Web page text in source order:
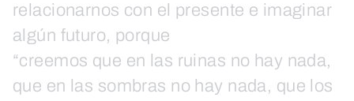
relacionarnos con el presente e imaginar
algún futuro, porque
“creemos que en las ruinas no hay nada,
que en las sombras no hay nada, que los